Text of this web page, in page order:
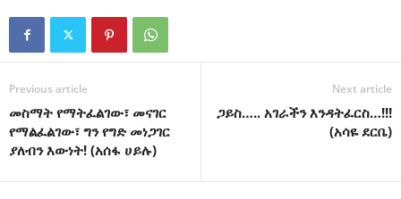
Previous article
መስማት የማትፈልገው፣ መናገር
የማልፈልገው፣ ግን የግድ መነጋገር
ያለብን እውነት! (አሰፋ ሀይሉ)
Next article
ጋይስ….. አገራችን እንዳትፈርስ…!!!
(አሳዬ ደርቤ)